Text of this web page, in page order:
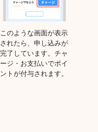
このような画面が表示
されたら、申し込みが
完了しています。チャ
ージ・お支払いでポイ
ントが付与されます。